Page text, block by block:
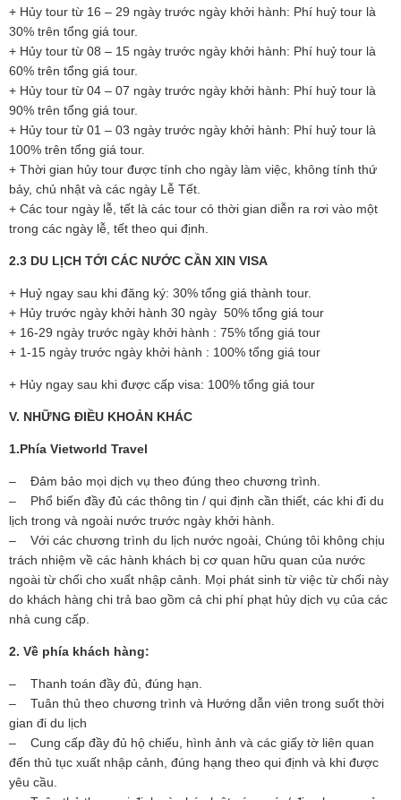
+ Hủy tour từ 16 – 29 ngày trước ngày khởi hành: Phí huỷ tour là
30% trên tổng giá tour.
+ Hủy tour từ 08 – 15 ngày trước ngày khởi hành: Phí huỷ tour là
60% trên tổng giá tour.
+ Hủy tour từ 04 – 07 ngày trước ngày khởi hành: Phí huỷ tour là
90% trên tổng giá tour.
+ Hủy tour từ 01 – 03 ngày trước ngày khởi hành: Phí huỷ tour là
100% trên tổng giá tour.
+ Thời gian hủy tour được tính cho ngày làm việc, không tính thứ
bảy, chủ nhật và các ngày Lễ Tết.
+ Các tour ngày lễ, tết là các tour có thời gian diễn ra rơi vào một
trong các ngày lễ, tết theo qui định.
2.3 DU LỊCH TỚI CÁC NƯỚC CẦN XIN VISA
+ Huỷ ngay sau khi đăng ký: 30% tổng giá thành tour.
+ Hủy trước ngày khởi hành 30 ngày 50% tổng giá tour
+ 16-29 ngày trước ngày khởi hành : 75% tổng giá tour
+ 1-15 ngày trước ngày khởi hành : 100% tổng giá tour
+ Hủy ngay sau khi được cấp visa: 100% tổng giá tour
V. NHỮNG ĐIỀU KHOẢN KHÁC
1.Phía Vietworld Travel
– Đảm bảo mọi dịch vụ theo đúng theo chương trình.
– Phổ biến đầy đủ các thông tin / qui định cần thiết, các khi đi du
lịch trong và ngoài nước trước ngày khởi hành.
– Với các chương trình du lịch nước ngoài, Chúng tôi không chịu
trách nhiệm về các hành khách bị cơ quan hữu quan của nước
ngoài từ chối cho xuất nhập cảnh. Mọi phát sinh từ việc từ chối này
do khách hàng chi trả bao gồm cả chi phí phạt hủy dịch vụ của các
nhà cung cấp.
2. Về phía khách hàng:
– Thanh toán đầy đủ, đúng hạn.
– Tuân thủ theo chương trình và Hướng dẫn viên trong suốt thời
gian đi du lịch
– Cung cấp đầy đủ hộ chiếu, hình ảnh và các giấy tờ liên quan
đến thủ tục xuất nhập cảnh, đúng hạng theo qui định và khi được
yêu cầu.